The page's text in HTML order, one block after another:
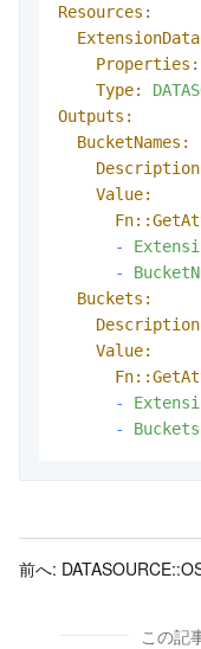
Resources:
Properties:
Type:
Outputs:
BucketNames:
Value:
-
-
Buckets:
Value:
-
-
Buckets
前へ:
この記